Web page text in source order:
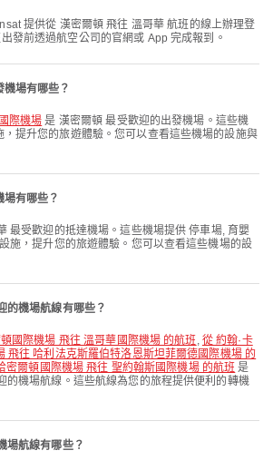
發前透過航空公司的官網或 App 完成報到。
場有哪些？
際機場 是 漢密爾頓 最受歡迎的出發機場。這些機
提升您的旅遊體驗。您可以查看這些機場的設施與
有哪些？
最受歡迎的抵達機場。這些機場提供 停車場, 育嬰
施，提升您的旅遊體驗。您可以查看這些機場的設
的機場航線有哪些？
頓國際機場 飛往 溫哥華國際機場 的航班 , 從 約翰·卡
飛往 哈利法克斯羅伯特洛恩斯坦菲爾德國際機場 的
密爾頓國際機場 飛往 聖約翰斯國際機場 的航班 是
的機場航線。這些航線為您的旅程提供便利的轉機
場航線有哪些？